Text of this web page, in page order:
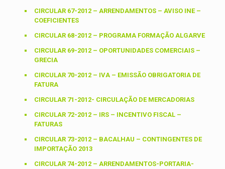
CIRCULAR 67-2012 – ARRENDAMENTOS – AVISO INE –
COEFICIENTES
CIRCULAR 68-2012 – PROGRAMA FORMAÇÃO ALGARVE
CIRCULAR 69-2012 – OPORTUNIDADES COMERCIAIS –
GRECIA
CIRCULAR 70-2012 – IVA – EMISSÃO OBRIGATORIA DE
FATURA
CIRCULAR 71-2012- CIRCULAÇÃO DE MERCADORIAS
CIRCULAR 72-2012 – IRS – INCENTIVO FISCAL –
FATURAS
CIRCULAR 73-2012 – BACALHAU – CONTINGENTES DE
IMPORTAÇÃO 2013
CIRCULAR 74-2012 – ARRENDAMENTOS-PORTARIA-